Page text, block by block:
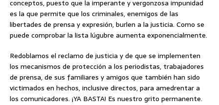
conceptos, puesto que la imperante y vergonzosa impunidad
es la que permite que los criminales, enemigos de las
libertades de prensa y expresión, burlen a la justicia. Como se
puede comprobar la lista lúgubre aumenta exponencialmente.
Redoblamos el reclamo de justicia y de que se implementen
los mecanismos de protección a los periodistas, trabajadores
de prensa, de sus familiares y amigos que también han sido
victimados en hechos, inclusive directos, para amedrentar a
los comunicadores. ¡YA BASTA! Es nuestro grito permanente.